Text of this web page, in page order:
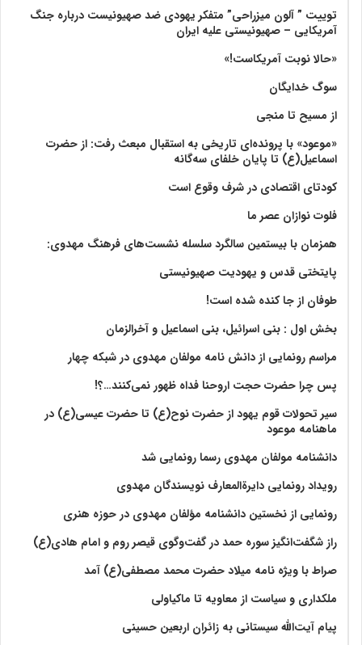
توییت ” آلون میزراحی” متفکر یهودی ضد صهیونیست درباره جنگ
آمریکایی – صهیونیستی علیه ایران
«حالا نوبت آمریکاست!»
سوگ خدایگان
از مسیح تا منجی
«موعود» با پرونده‌ای تاریخی به استقبال مبعث رفت: از حضرت
اسماعیل(ع) تا پایان خلفای سه‌گانه
کودتای اقتصادی در شرف وقوع است
فلوت نوازان عصر ما
همزمان با بیستمین سالگرد سلسله نشست‌های فرهنگ مهدوی:‌
پایتختی قدس و یهودیت صهیونیستی
طوفان از جا کنده شده است!
بخش اول : بنی اسرائیل، بنی اسماعیل و آخرالزمان
مراسم رونمایی از دانش نامه مولفان مهدوی در شبکه چهار
پس چرا حضرت حجت اروحنا فداه ظهور نمی‌کنند…؟!
سیر تحولات قوم یهود از حضرت نوح(ع) تا حضرت عیسی(ع) در
ماهنامه موعود
دانشنامه مولفان مهدوی رسما رونمایی شد
رویداد رونمایی دایرةالمعارف نویسندگان مهدوی
رونمایی از نخستین دانشنامه مؤلفان مهدوی در حوزه هنری
راز شگفت‌انگیز سوره حمد در گفت‌وگوی قیصر روم و امام هادی(ع)
صراط با ویژه نامه میلاد حضرت محمد مصطفی(ع) آمد
ملکداری و سیاست از معاویه تا ماکیاولی
پیام آیت‌الله سیستانی به زائران اربعین حسینی